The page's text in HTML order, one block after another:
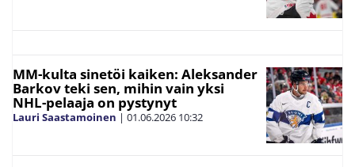
MM-kulta sinetöi kaiken: Aleksander
Barkov teki sen, mihin vain yksi
NHL-pelaaja on pystynyt
Lauri Saastamoinen | 01.06.2026 10:32